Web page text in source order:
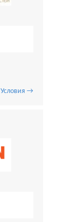
Условия →